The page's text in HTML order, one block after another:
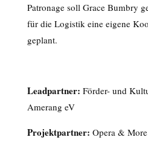
Patronage soll Grace Bumbry
für die Logistik eine eigene
geplant.
Leadpartner: Förder- und
Amerang eV
Projektpartner: Opera &